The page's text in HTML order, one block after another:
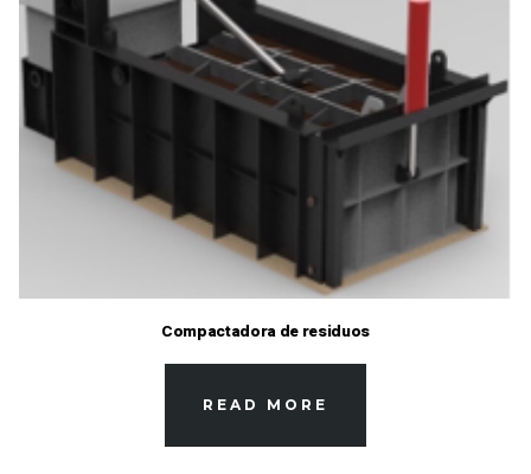
Compactadora de residuos
READ MORE